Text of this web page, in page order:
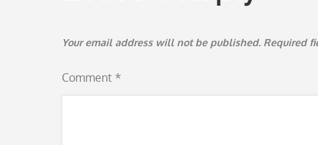
Your email address will not be published. Required
Comment *